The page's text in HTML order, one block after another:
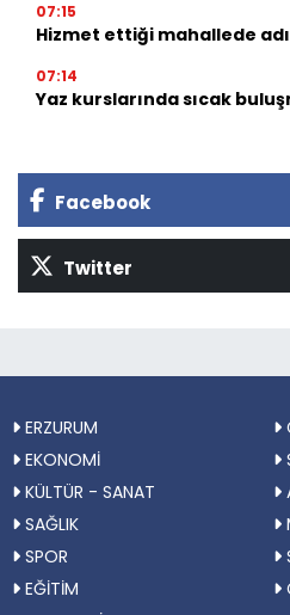
07:15
Hizmet ettiği mahallede
07:14
Yaz kurslarında sıcak
Facebook
Twitter
ERZURUM
EKONOMİ
KÜLTÜR - SANAT
SAĞLIK
SPOR
EĞİTİM